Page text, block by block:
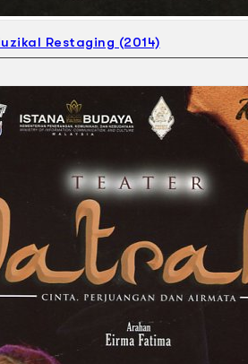
Restaging (2014)